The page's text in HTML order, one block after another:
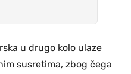
u drugo kolo ulaze
susretima, zbog čega